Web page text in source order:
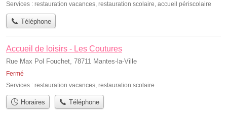
Services : restauration vacances, restauration scolaire, accueil périscolaire
Téléphone
Accueil de loisirs - Les Coutures
Rue Max Pol Fouchet, 78711 Mantes-la-Ville
Fermé
Services : restauration vacances restauration scolaire
Horaires Téléphone